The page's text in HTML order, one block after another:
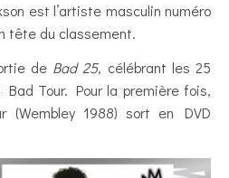
est l’artiste masculin numéro
tête du classement.
de Bad 25, célébrant les 25
Tour. Pour la première fois,
(Wembley 1988) sort en DVD